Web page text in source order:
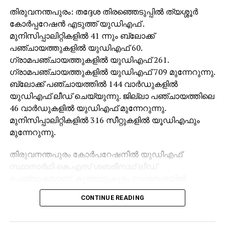
തിരുവനന്തപുരം: തദ്ദേശ തിരഞ്ഞെടുപ്പില്‍ ത്യശ്ശൂര്‍
കോര്‍പ്പറേഷന്‍ എടുത്ത് യുഡിഎഫ് .
മുനിസിപ്പാലിറ്റികളില്‍ 41 ന്നും ബ്ലോക്ക്
പഞ്ചായത്തുകളില്‍ യുഡിഎഫ് 60.
ഗ്രാമപഞ്ചായത്തുകളില്‍ യുഡിഎഫ് 261.
ഗ്രാമപഞ്ചായത്തുകളില്‍ യുഡിഎഫ് 709 മുന്നേറുന്നു.
ബ്ലോക്ക് പഞ്ചായത്തില്‍ 144 വാര്‍ഡുകളില്‍
യുഡിഎഫ് ലീഡ് ചെയ്യുന്നു. ജില്ലാ പഞ്ചായത്തിലെ
46 വാര്‍ഡുകളില്‍ യുഡിഎഫ് മുന്നേറുന്നു.
മുനിസിപ്പാലിറ്റികളില്‍ 316 സീറ്റുകളില്‍ യൂഡിഎഫും
മുന്നേറുന്നു.
തിരുവനന്തപുരം കോര്‍പറേഷനില്‍ യുഡിഎഫ്
സ്ഥാനാര്‍ഥി കെ.എസ് ശബരീനാഥ് ലീഡ്
യുഡിഎഫ് മുന്നേറ്റമാണ്. പന്തളം നഗരസഭയില്‍
യുഡിഎഫ് ലീഡ് ചെയ്യുന്നു. കോതമംഗലം
CONTINUE READING